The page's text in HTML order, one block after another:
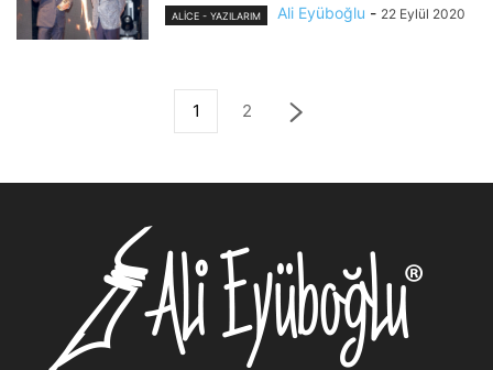
ALİCE - YAZILARIM Ali Eyüboğlu - 22 Eylül 2020
1 2